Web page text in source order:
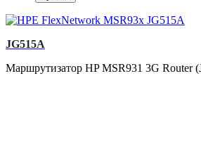
JG515A
Маршрутизатор HP MSR931 3G Router